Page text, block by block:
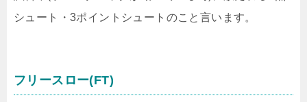
シュート・3ポイントシュートのこと言います。
フリースロー(FT)